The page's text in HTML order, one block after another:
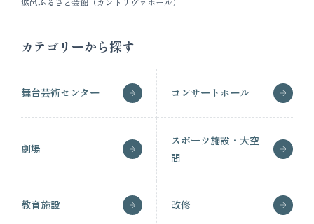
カテゴリーから探す
舞台芸術センター コンサートホール
劇場
スポーツ施設・大空
間
教育施設 改修